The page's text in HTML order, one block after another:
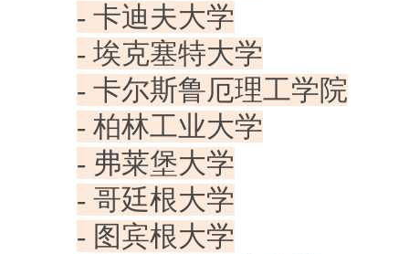
- 卡迪夫大学
- 埃克塞特大学
- 卡尔斯鲁厄理工学院
- 柏林工业大学
- 弗莱堡大学
- 哥廷根大学
- 图宾根大学